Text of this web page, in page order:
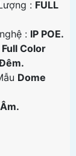
: FULL
: IP POE.
Full Color
Dome